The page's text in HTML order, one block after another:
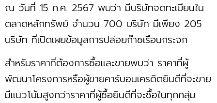
ณ วันที่ 15 ก.ค. 2567 พบว่า มีบริษัทจดทะเบียนใน
ตลาดหลักทรัพย์ จำนวน 700 บริษัท มีเพียง 205
บริษัท ที่เปิดเผยข้อมูลการปล่อยก๊าซเรือนกระจก
สำหรับราคาที่ต้องการซื้อและขายพบว่า ราคาที่ผู้
พัฒนาโครงการหรือผู้ขายคาร์บอนเครดิตยินดีที่จะขาย
มีแนวโน้มสูงกว่าราคาที่ผู้ซื้อยินดีที่จะซื้อในทุกกลุ่ม